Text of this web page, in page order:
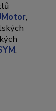
,
.